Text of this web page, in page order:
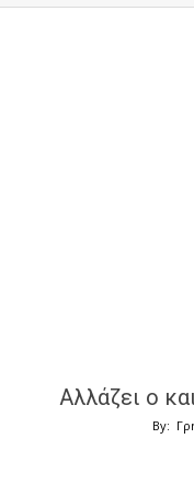
Αλλάζει ο
By: